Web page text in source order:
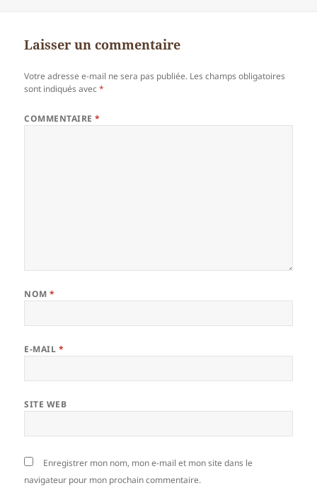
Laisser un commentaire
Votre adresse e-mail ne sera pas publiée. Les champs obligatoires
sont indiqués avec*
COMMENTAIRE*
NOM*
E-MAIL *
SITE WEB
Enregistrer mon nom, mon e-mail et mon site dans le
navigateur pour mon prochain commentaire.